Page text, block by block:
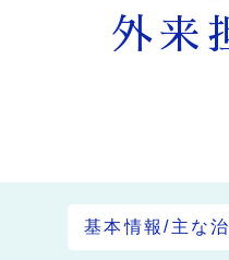
外来
基本情報/主な